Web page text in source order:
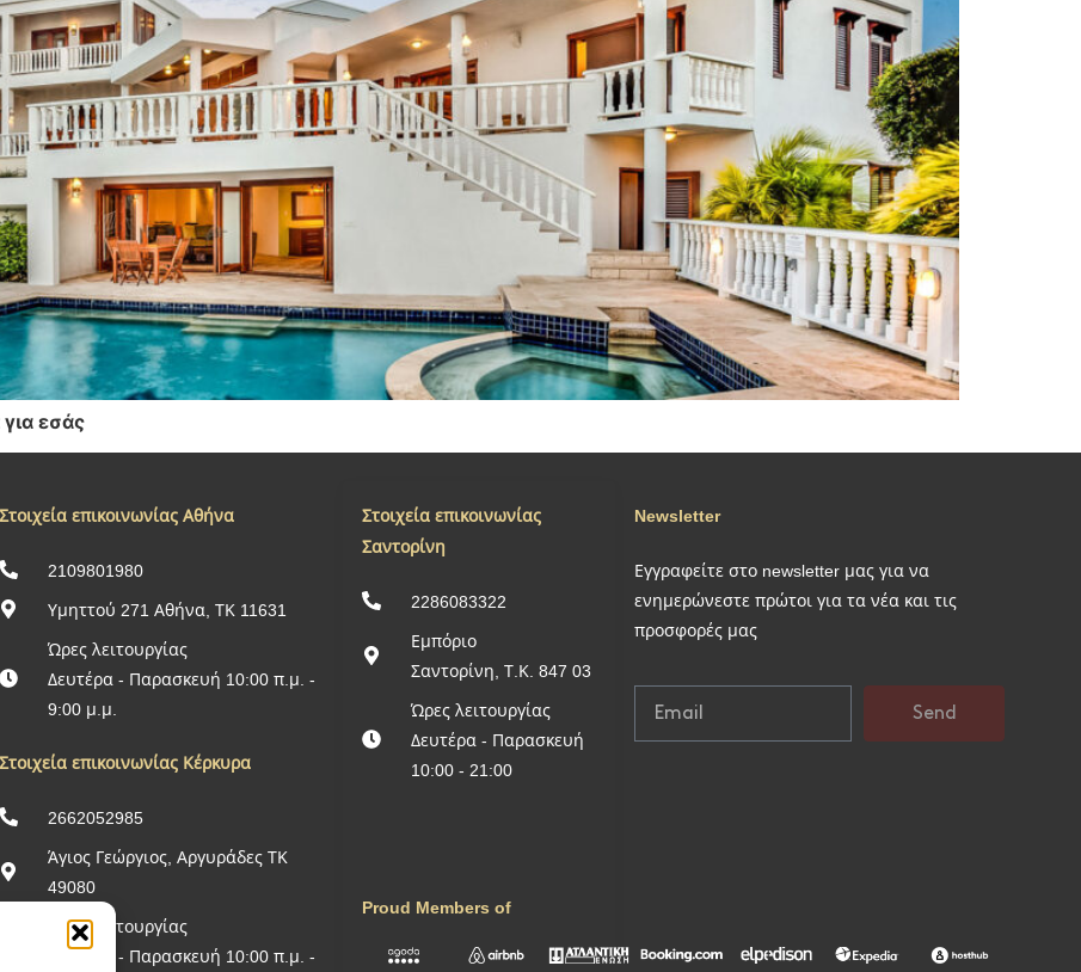
εσάς
Στοιχεία επικοινωνίας Αθήνα
2109801980
Υμηττού 271 Αθήνα, ΤΚ 11631
Ώρες λειτουργίας
Δευτέρα - Παρασκευή 10:00 π.μ. -
9:00 μ.μ.
Στοιχεία επικοινωνίας Κέρκυρα
2662052985
Άγιος Γεώργιος, Αργυράδες ΤΚ
49080
Ώρες λειτουργίας
Δευτέρα - Παρασκευή 10:00 π.μ. -
Στοιχεία επικοινωνίας
Σαντορίνη
2286083322
Εμπόριο
Σαντορίνη, Τ.Κ. 847 03
Ώρες λειτουργίας
Δευτέρα - Παρασκευή
10:00 - 21:00
Proud Members of
Newsletter
Εγγραφείτε στο newsletter μας για να
ενημερώνεστε πρώτοι για τα νέα και τις
προσφορές μας
Send